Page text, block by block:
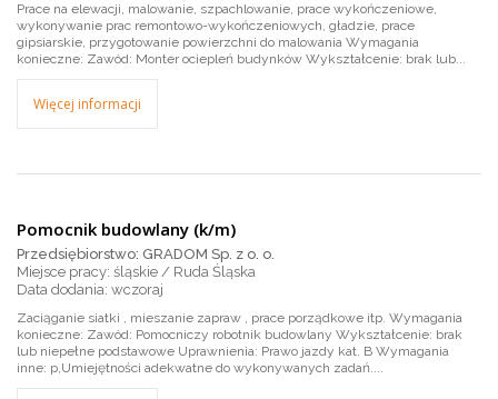
Prace na elewacji, malowanie, szpachlowanie, prace wykończeniowe,
wykonywanie prac remontowo-wykończeniowych, gładzie, prace
gipsiarskie, przygotowanie powierzchni do malowania Wymagania
konieczne: Zawód: Monter ociepleń budynków Wykształcenie: brak lub...
Więcej informacji
Pomocnik budowlany (k/m)
Przedsiębiorstwo: GRADOM Sp. z o. o.
Miejsce pracy: śląskie / Ruda Śląska
wczoraj
Zaciąganie siatki , mieszanie zapraw , prace porządkowe itp. Wymagania
konieczne: Zawód: Pomocniczy robotnik budowlany Wykształcenie: brak
lub niepełne podstawowe Uprawnienia: Prawo jazdy kat. B Wymagania
inne: p,Umiejętności adekwatne do wykonywanych zadań....